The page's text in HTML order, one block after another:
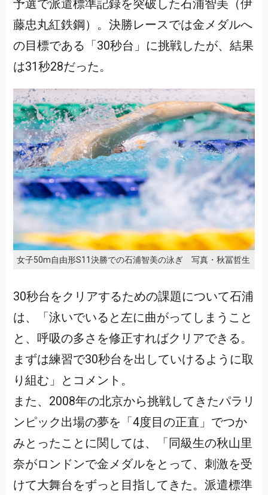
予選で派遣標準記録を突破した石浦智美（伊
藤忠丸紅鉄鋼）。決勝レースでは金メダルへ
の目標である「30秒台」に挑戦したが、結果
は31秒28だった。
女子50m自由形S11決勝での石浦智美の泳ぎ 写真・秋冨哲生
30秒台をクリアするための課題について石浦
は、「泳いでいると左に曲がってしまうこと
と、呼吸の多さを修正すればクリアできる。
まずは練習で30秒台を出していけるように取
り組む」とコメント。
また、2008年の北京から挑戦してきたパラリ
ンピック出場の夢を「4度目の正直」でつか
みとったことに関しては、「同級生の秋山里
奈がロンドンで金メダルをとって、刺激を受
けて大舞台をずっと目指してきた。派遣標準